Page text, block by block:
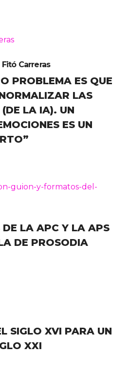
Carreras
PROBLEMA ES QUE
LAS
LA IA). UN
ES UN
DE LA APC Y LA APS
DE PROSODIA
SIGLO XVI PARA UN
XXI